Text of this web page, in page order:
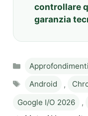
controllare
garanzia
Categories
Approfondimenti
Tags
Android ,
Google I/O 2026
,